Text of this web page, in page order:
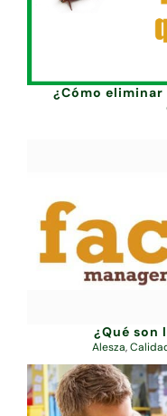
¿Cómo
¿Qué son
Alesza,